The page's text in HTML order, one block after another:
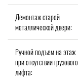
Демонтаж старой
металлической двери:
Ручной подъем на этаж
при отсутствии грузового
лифта: